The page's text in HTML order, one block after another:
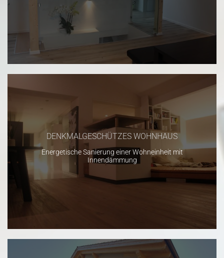
DENKMALGESCHÜTZES WOHNHAUS
Energetische Sanierung einer Wohneinheit mit
Innendämmung